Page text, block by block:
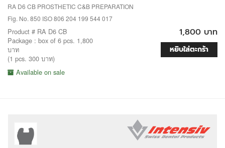
RA D6 CB PROSTHETIC C&B PREPARATION
Fig. No. 850 ISO 806 204 199 544 017
Product # RA D6 CB
Package : box of 6 pcs. 1,800
บาท
(1 pcs. 300 บาท)
Available on sale
1,800 บาท
หยิบใส่ตะกร้า